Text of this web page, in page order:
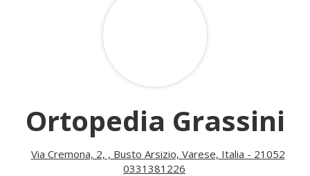
Ortopedia Grassini
Via Cremona, 2, , Busto Arsizio, Varese, Italia - 21052
0331381226